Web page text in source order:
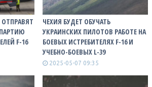
F-16
ЧЕХИЯ БУДЕТ ОБУЧАТЬ
УКРАИНСКИХ ПИЛОТОВ РАБОТЕ НА
БОЕВЫХ ИСТРЕБИТЕЛЯХ F-16 И
УЧЕБНО-БОЕВЫХ L-39
2025-05-07 09:35